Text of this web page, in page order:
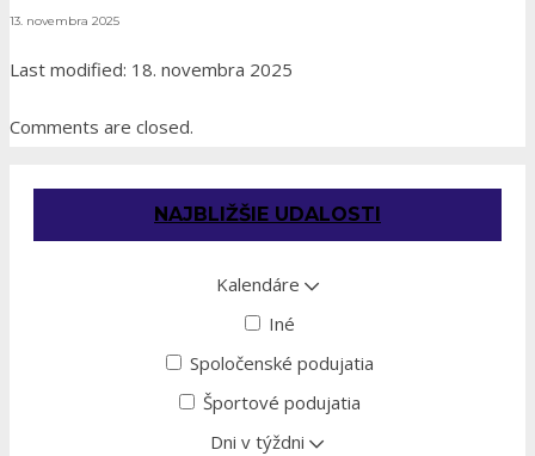
13. novembra 2025
Last modified: 18. novembra 2025
Comments are closed.
NAJBLIŽŠIE UDALOSTI
Kalendáre
Iné
Spoločenské podujatia
Športové podujatia
Dni v týždni